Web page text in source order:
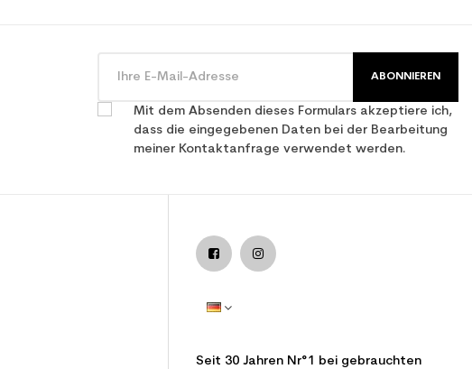
ABONNIEREN
Mit dem Absenden dieses Formulars akzeptiere ich,
dass die eingegebenen Daten bei der Bearbeitung
meiner Kontaktanfrage verwendet werden.
Seit 30 Jahren Nr°1 bei gebrauchten